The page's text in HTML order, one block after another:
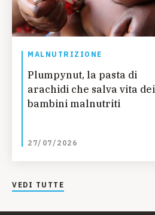
MALNUTRIZIONE
Plumpynut, la pasta di
arachidi che salva vita dei
bambini malnutriti
27/07/2026
VEDI TUTTE